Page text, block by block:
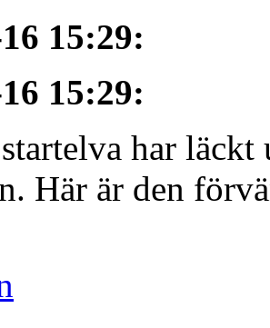
15:29:
15:29:
har
Här är den